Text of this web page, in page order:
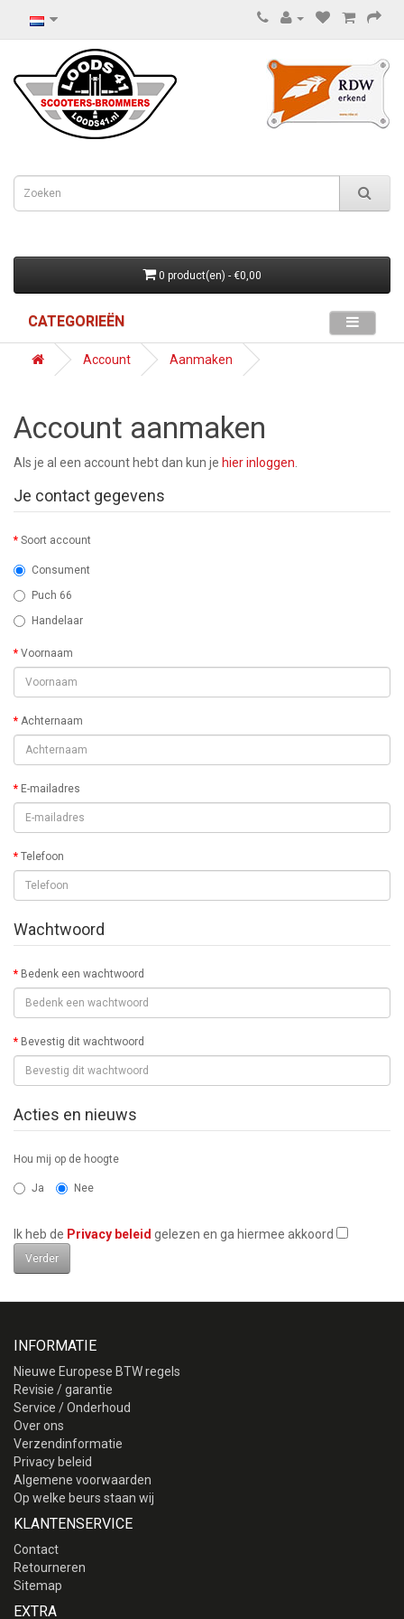
0 product(en) - €0,00
CATEGORIEËN
Account Aanmaken
Account aanmaken
Als je al een account hebt dan kun je hier inloggen
Je contact gegevens
Soort account
Consument
Puch 66
Handelaar
Voornaam
Achternaam
E-mailadres
Telefoon
Wachtwoord
Bedenk een wachtwoord
Bevestig dit wachtwoord
Acties en nieuws
Hou mij op de hoogte
Ja Nee
Ik heb de Privacy beleid gelezen en ga hiermee akkoord
INFORMATIE
Nieuwe Europese BTW regels
Revisie / garantie
Service / Onderhoud
Over ons
Verzendinformatie
Privacy beleid
Algemene voorwaarden
Op welke beurs staan wij
KLANTENSERVICE
Contact
Retourneren
Sitemap
EXTRA